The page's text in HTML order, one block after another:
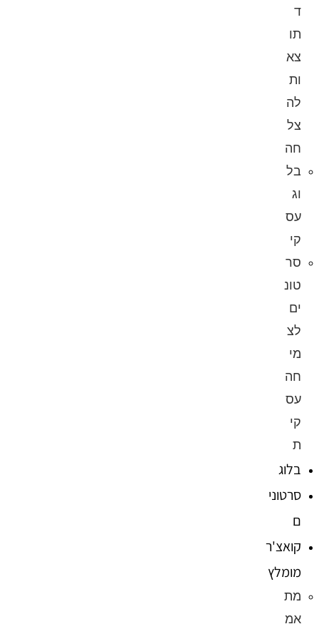
ד
תו
צא
ות
לה
צל
חה
בל
וג
עס
קי
סר
טונ
ים
לצ
מי
חה
עס
קי
ת
בלוג
סרטוני
ם
קואצ'ר
מומלץ
מת
אמ